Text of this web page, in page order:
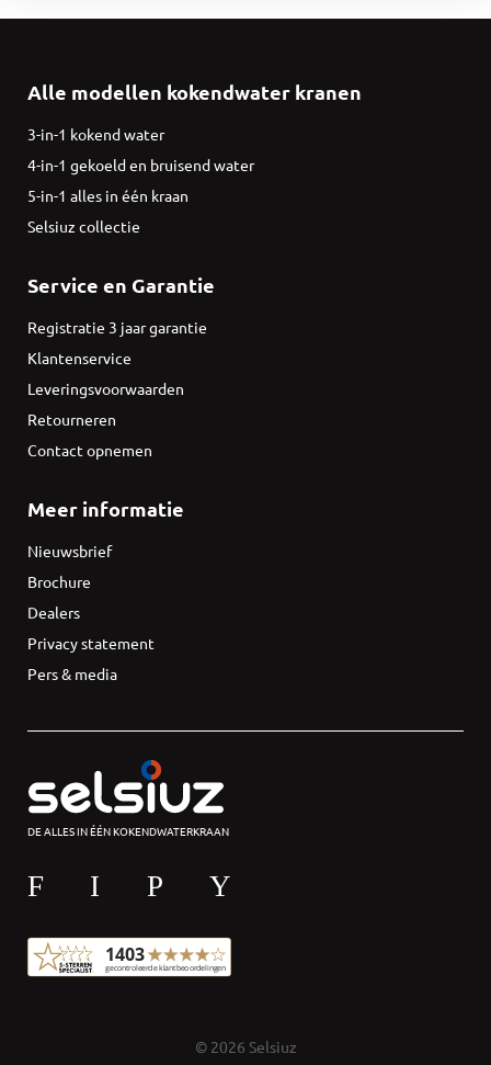
DE ALLES IN ÉÉN KOKENDWATERKRAAN
Alle modellen kokendwater kranen
3-in-1 kokend water
4-in-1 gekoeld en bruisend water
5-in-1 alles in één kraan
Selsiuz collectie
Service en Garantie
Registratie 3 jaar garantie
Klantenservice
Leveringsvoorwaarden
Retourneren
Contact opnemen
Meer informatie
Nieuwsbrief
Brochure
Dealers
Privacy statement
Pers & media
© 2026 Selsiuz